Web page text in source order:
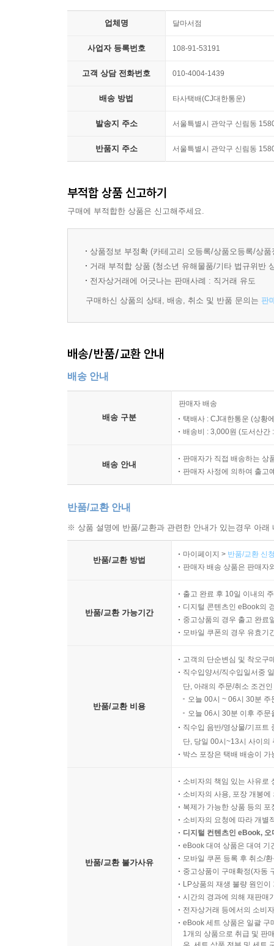
업체명 달마서점
사업자 등록번호 108-91-53191
고객 상담 전화번호 010-4004-1439
배송 방법 타사택배(CJ대한통운)
발송지 주소 서울특별시 관악구 신림동
반품지 주소 서울특별시 관악구 신림동
부적합 상품 신고하기
구매에 부적합한 상품은 신고해주세요.
상품정보 부정확 (카테고리 오등록/상품오등록/상
거래 부적합 상품 (청소년 유해물품/기타 법규위반
전자상거래에 어긋나는 판매사례 : 직거래 유도
구매하신 상품의 상태, 배송, 취소 및 반품 문의는 판
배송/반품/교환 안내
배송 안내
배송 구분
판매자 배송
택배사 : CJ대한통운 (상황
배송비 : 3,000원 (도서산간
배송 안내
판매자가 직접 배송하는 상
판매자 사정에 의하여 출고
반품/교환 안내
※ 상품 설명에 반품/교환과 관련한 안내가 있는경우 아
반품/교환 방법
마이페이지 > 반품/교환 신
판매자 배송 상품은 판매자
반품/교환 가능기간
출고 완료 후 10일 이내의
디지털 콘텐츠인 eBook의
중고상품의 경우 출고 완료
모바일 쿠폰의 경우 유효기
반품/교환 비용
고객의 단순변심 및 착오구
직수입양서/직수입일서중
단, 아래의 주문/취소 조건
오늘 00시 ~ 06시 30분
오늘 06시 30분 이후 주
직수입 음반/영상물/기프트
단, 당일 00시~13시 사이의
박스 포장은 택배 배송이
반품/교환 불가사유
소비자의 책임 있는 사유로
소비자의 사용, 포장 개봉
복제가 가능한 상품 등의
소비자의 요청에 따라 개별
디지털 컨텐츠인 eBook,
eBook 대여 상품은 대여 기
모바일 쿠폰 등록 후 취소/
중고상품이 구매확정(자동
LP상품의 재생 불량 원인
시간의 경과에 의해 재판매
전자상거래 등에서의 소비
eBook 세트 상품은 일괄 구
1개의 상품으로 취급 및 판